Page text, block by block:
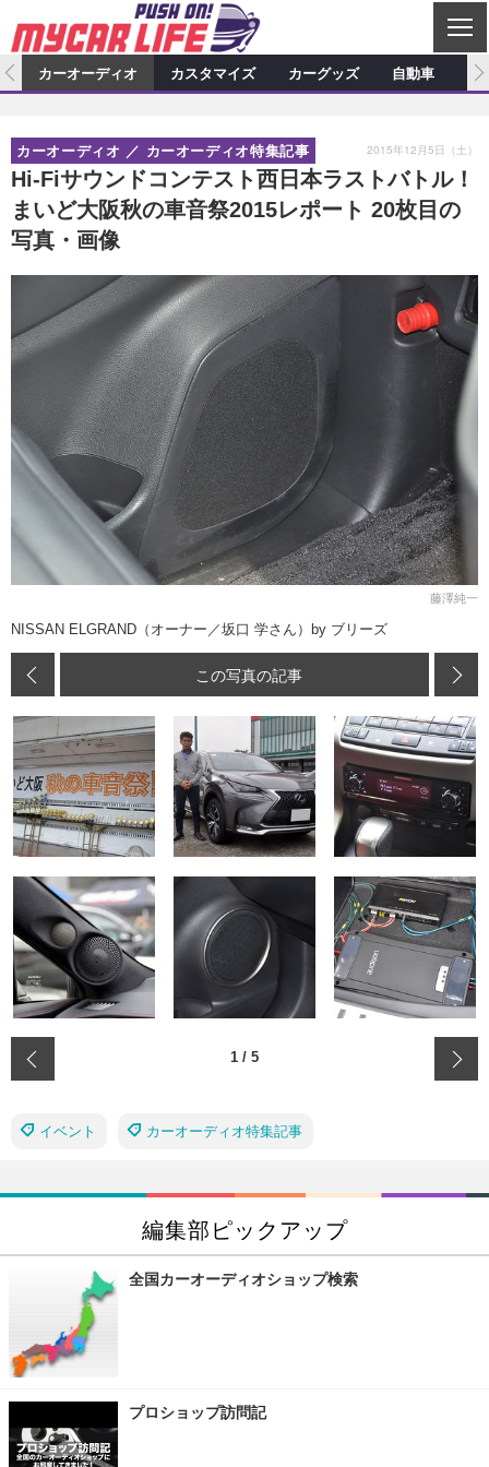
C
L
S
E
カーオーディオ
プロショップ検索 ショップ訪問記
カーオーディオニュース デモカー製作記
その他
カスタマイズ特集記事 カスタマイズ新製品情報
カスタマイズニュース
カーグッズ
カーグッズ特集記事 カーグッズ新製品情報
カーグッズニュース
自動車
スクープ
カーオーディオ カスタマイズ カーグッズ 自動車
Hi-Fiサウンドコンテスト西日本ラストバトル！
まいど大阪秋の車音祭2015レポート 20枚目の
写真・画像
カーオーディオ カーオーディオ特集記事 2015年12月5日（土）
藤澤純一
NISSAN ELGRAND（オーナー／坂口 学さん）by ブリーズ
この写真の記事
1 / 5
イベント カーオーディオ特集記事
編集部ピックアップ
全国カーオーディオショップ検索
プロショップ訪問記